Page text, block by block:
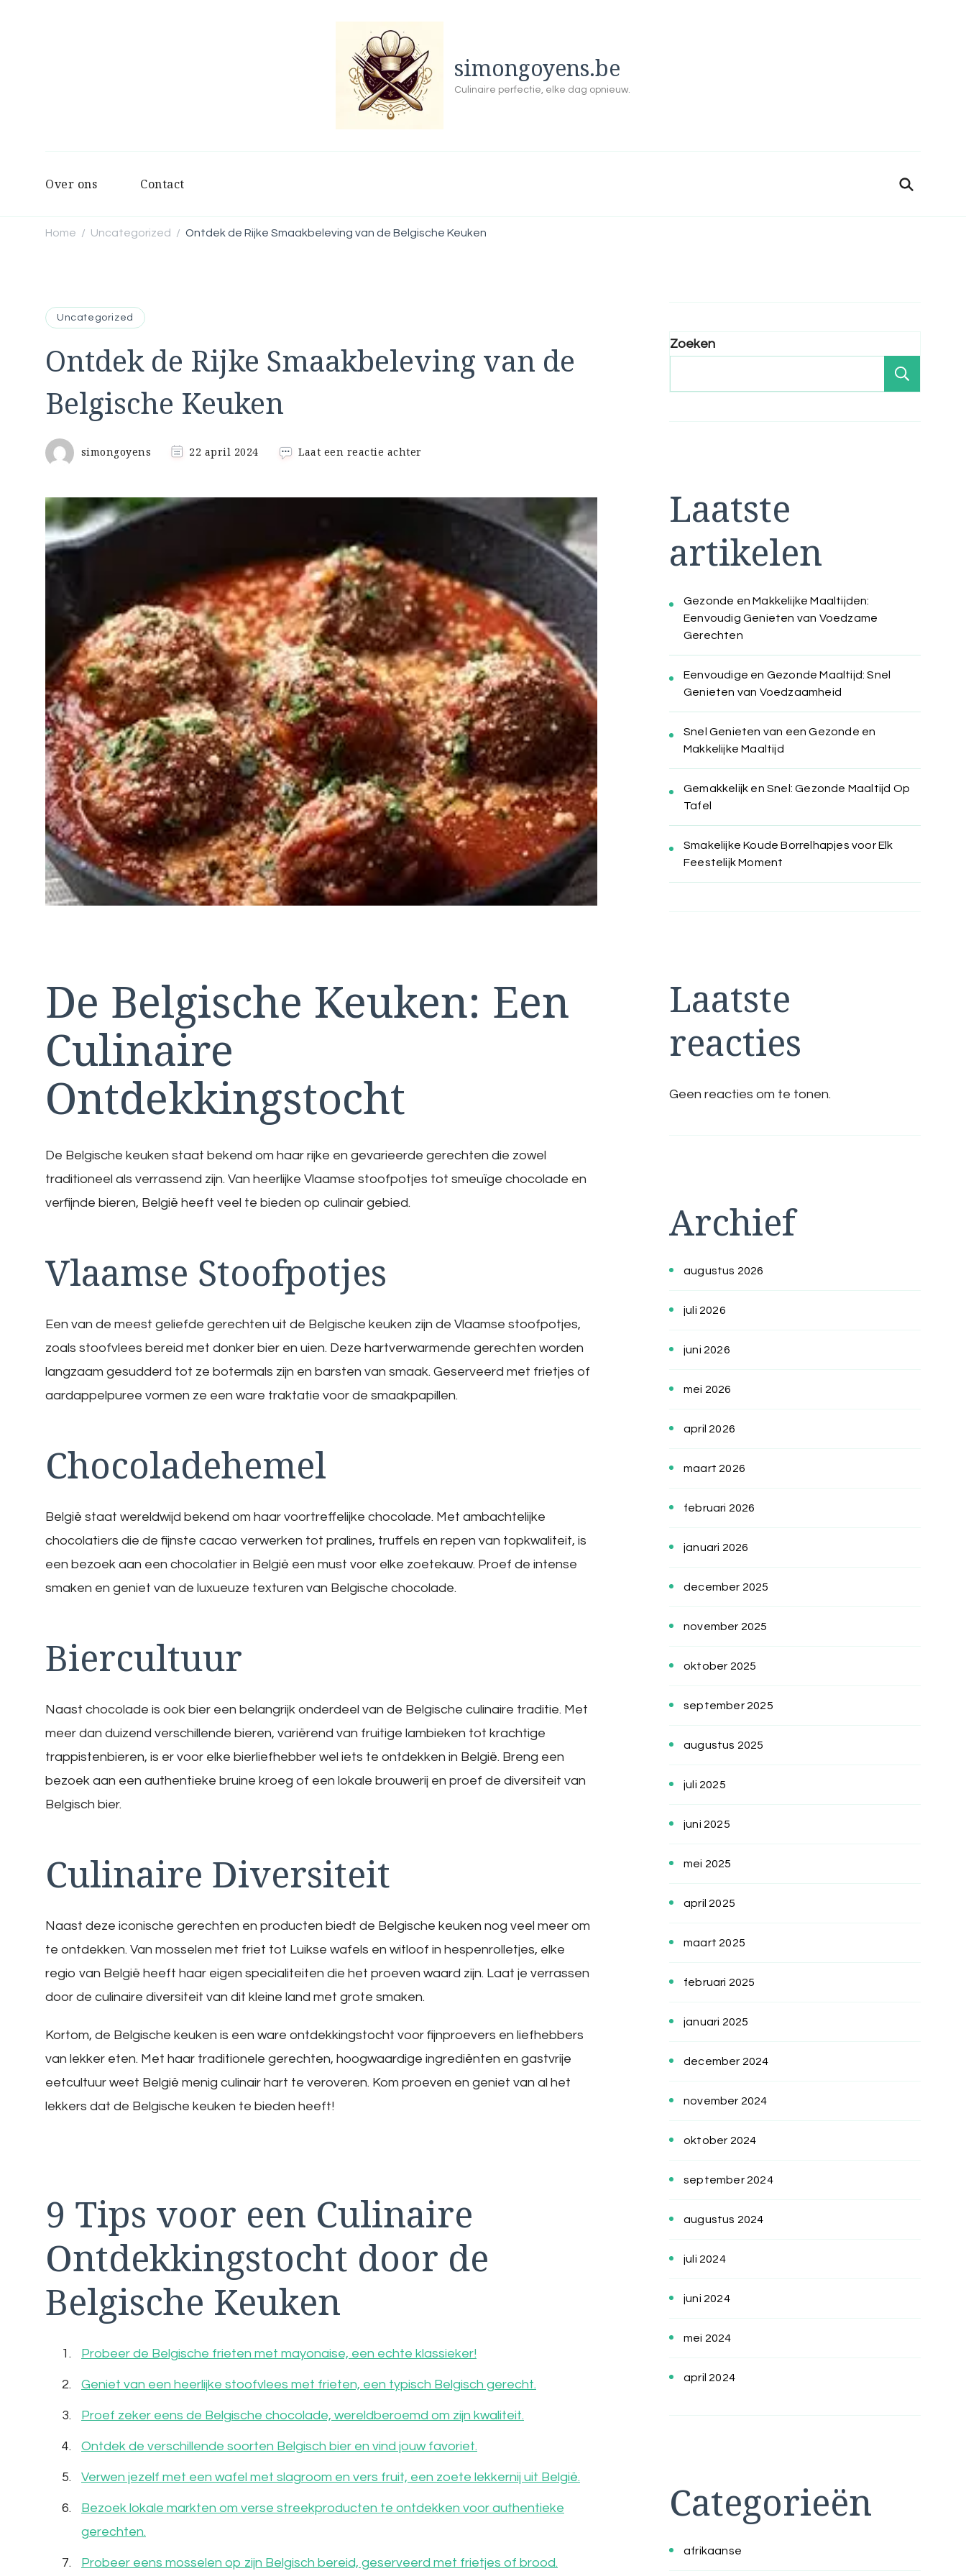
simongoyens.be
Culinaire perfectie, elke dag opnieuw.
Over ons Contact
Home / Uncategorized / Ontdek de Rijke Smaakbeleving van de Belgische Keuken
Uncategorized
Ontdek de Rijke Smaakbeleving van de
Belgische Keuken
simongoyens 22 april 2024 Laat een reactie achter
Rijke
Smaakbeleving
Belgische
Keuken
De Belgische Keuken: Een
Culinaire
Ontdekkingstocht
De Belgische keuken staat bekend om haar rijke en gevarieerde gerechten die zowel
traditioneel als verrassend zijn. Van heerlijke Vlaamse stoofpotjes tot smeuïge chocolade en
verfijnde bieren, België heeft veel te bieden op culinair gebied.
Vlaamse Stoofpotjes
Een van de meest geliefde gerechten uit de Belgische keuken zijn de Vlaamse stoofpotjes,
zoals stoofvlees bereid met donker bier en uien. Deze hartverwarmende gerechten worden
langzaam gesudderd tot ze botermals zijn en barsten van smaak. Geserveerd met frietjes of
aardappelpuree vormen ze een ware traktatie voor de smaakpapillen.
Chocoladehemel
België staat wereldwijd bekend om haar voortreffelijke chocolade. Met ambachtelijke
chocolatiers die de fijnste cacao verwerken tot pralines, truffels en repen van topkwaliteit, is
een bezoek aan een chocolatier in België een must voor elke zoetekauw. Proef de intense
smaken en geniet van de luxueuze texturen van Belgische chocolade.
Biercultuur
Naast chocolade is ook bier een belangrijk onderdeel van de Belgische culinaire traditie. Met
meer dan duizend verschillende bieren, variërend van fruitige lambieken tot krachtige
trappistenbieren, is er voor elke bierliefhebber wel iets te ontdekken in België. Breng een
bezoek aan een authentieke bruine kroeg of een lokale brouwerij en proef de diversiteit van
Belgisch bier.
Culinaire Diversiteit
Naast deze iconische gerechten en producten biedt de Belgische keuken nog veel meer om
te ontdekken. Van mosselen met friet tot Luikse wafels en witloof in hespenrolletjes, elke
regio van België heeft haar eigen specialiteiten die het proeven waard zijn. Laat je verrassen
door de culinaire diversiteit van dit kleine land met grote smaken.
Kortom, de Belgische keuken is een ware ontdekkingstocht voor fijnproevers en liefhebbers
van lekker eten. Met haar traditionele gerechten, hoogwaardige ingrediënten en gastvrije
eetcultuur weet België menig culinair hart te veroveren. Kom proeven en geniet van al het
lekkers dat de Belgische keuken te bieden heeft!
9 Tips voor een Culinaire
Ontdekkingstocht door de
Belgische Keuken
Probeer de Belgische frieten met mayonaise, een echte klassieker!
Geniet van een heerlijke stoofvlees met frieten, een typisch Belgisch gerecht.
Proef zeker eens de Belgische chocolade, wereldberoemd om zijn kwaliteit.
Ontdek de verschillende soorten Belgisch bier en vind jouw favoriet.
Verwen jezelf met een wafel met slagroom en vers fruit, een zoete lekkernij uit België.
Bezoek lokale markten om verse streekproducten te ontdekken voor authentieke
gerechten.
Probeer eens mosselen op zijn Belgisch bereid, geserveerd met frietjes of brood.
Zoeken
Laatste
artikelen
Gezonde en Makkelijke Maaltijden:
Eenvoudig Genieten van Voedzame
Gerechten
Eenvoudige en Gezonde Maaltijd: Snel
Genieten van Voedzaamheid
Snel Genieten van een Gezonde en
Makkelijke Maaltijd
Gemakkelijk en Snel: Gezonde Maaltijd Op
Tafel
Smakelijke Koude Borrelhapjes voor Elk
Feestelijk Moment
Laatste
reacties
Geen reacties om te tonen.
Archief
augustus 2026
juli 2026
juni 2026
mei 2026
april 2026
maart 2026
februari 2026
januari 2026
december 2025
november 2025
oktober 2025
september 2025
augustus 2025
juli 2025
juni 2025
mei 2025
april 2025
maart 2025
februari 2025
januari 2025
december 2024
november 2024
oktober 2024
september 2024
augustus 2024
juli 2024
juni 2024
mei 2024
april 2024
Categorieën
afrikaanse